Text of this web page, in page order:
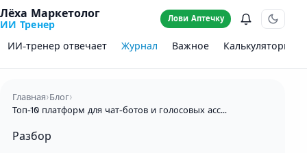
Лёха Маркетолог
ИИ Тренер
Лови Аптечку
ИИ-тренер отвечает Журнал Важное Калькуляторы
Главная›Блог›
Топ-10 платформ для чат-ботов и голосовых ассистентов: обзор 2026
Разбор